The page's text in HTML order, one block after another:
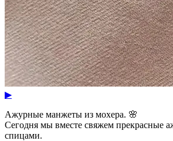
▶
Ажурные манжеты из мохера. 🌸
Сегодня мы вместе свяжем прекрасные
спицами.